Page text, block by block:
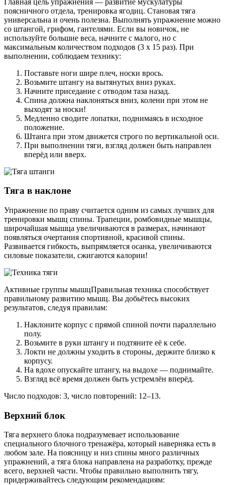
поясничного отдела, тренировка ягодиц. Становая тяга
универсальна и очень полезна. Выполнять упражнение можно
со штангой, грифом, гантелями. Если вы новичок, не
используйте большие веса, начните с малого, но с
максимальным количеством подходов (3 х 15 раз). При
выполнении, соблюдаем технику:
Поставьте ноги шире плеч, носки врось.
Возьмите штангу на вытянутых вниз руках.
Начните приседание с отводом таза назад.
Спина должна наклоняться вниз, колени при этом не
выходят за носки!
Медленно сводите лопатки, поднимаясь в исходное
положение.
Штанга при этом движется строго по вертикальной оси.
При выполнении тяги, взгляд должен быть направлен
вперёд или вверх.
Тяга в наклоне
Упражнение по праву считается одним из самых лучших для
тренировки мышц спины. Трапеции, ромбовидные мышцы,
широчайшая мышца увеличиваются в размерах, начинают
появляться очертания спортивной, красивой спины.
Развивается гибкость, выпрямляется осанка, увеличиваются
силовые показатели, сжигаются калории!
Активные группы мышцПравильная техника способствует
правильному развитию мышц. Вы добьётесь высоких
результатов, следуя правилам:
Наклоните корпус с прямой спиной почти параллельно
полу.
Возьмите в руки штангу и подтяните её к себе.
Локти не должны уходить в стороны, держите близко к
корпусу.
На вдохе опускайте штангу, на выдохе — поднимайте.
Взгляд всё время должен быть устремлён вперёд.
Число подходов: 3, число повторений: 12–13.
Верхний блок
Тяга верхнего блока подразумевает использование
специального блочного тренажёра, который наверняка есть в
любом зале. На поясницу и низ спины много различных
упражнений, а тяга блока направлена на разработку, прежде
всего, верхней части. Чтобы правильно выполнить тягу,
придерживайтесь следующим рекомендациям: